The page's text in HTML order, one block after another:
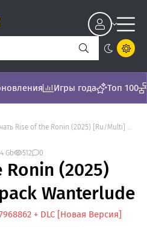
Игры года Топ 100
the Ronin (2025) [Ru/Multi] Repack Wanterlude - торрент последняя версия [v 1.09.0.3 Hoftfix build 17968862 + DLC]
Gb 512 0
Ronin (2025)
Wanterlude
+ DLC [Новая Версия]